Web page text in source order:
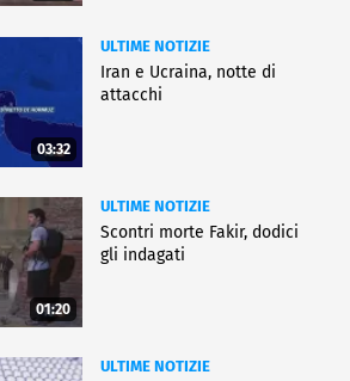
03:32
ULTIME NOTIZIE
Iran e Ucraina, notte di
attacchi
01:20
ULTIME NOTIZIE
Scontri morte Fakir, dodici
gli indagati
ULTIME NOTIZIE